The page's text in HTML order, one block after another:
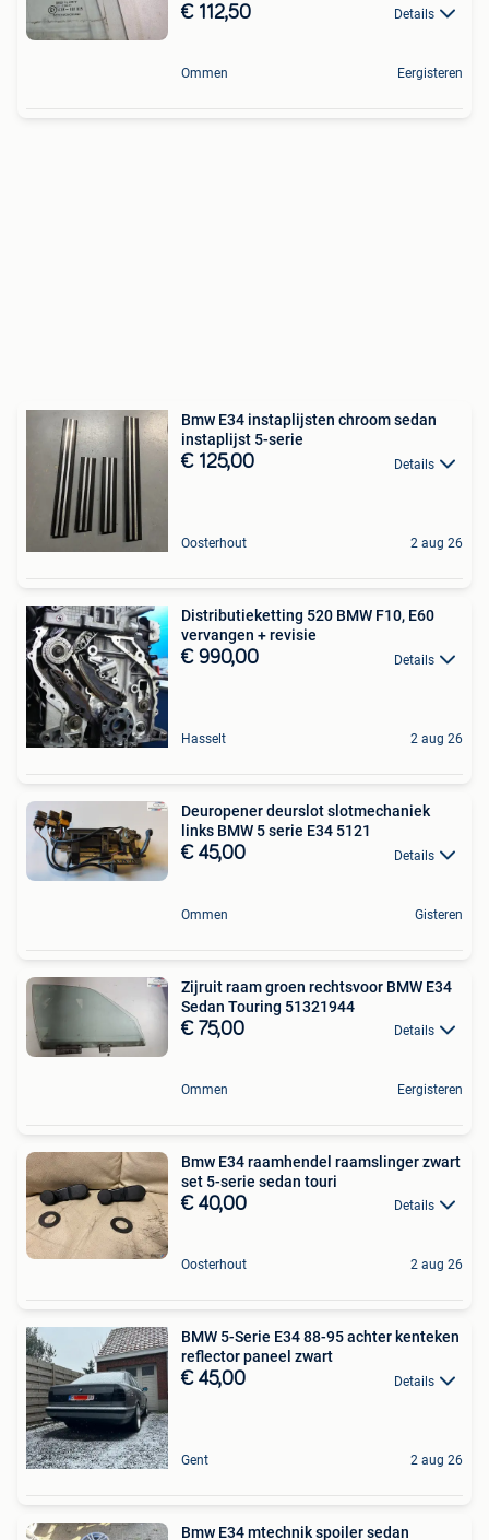
€ 112,50 Details
Ommen Eergisteren
Bmw E34 instaplijsten chroom sedan
instaplijst 5-serie
€ 125,00 Details
Oosterhout 2 aug 26
Distributieketting 520 BMW F10, E60
vervangen + revisie
€ 990,00 Details
Hasselt 2 aug 26
Deuropener deurslot slotmechaniek
links BMW 5 serie E34 5121
€ 45,00 Details
Ommen Gisteren
Zijruit raam groen rechtsvoor BMW E34
Sedan Touring 51321944
€ 75,00 Details
Ommen Eergisteren
Bmw E34 raamhendel raamslinger zwart
set 5-serie sedan touri
€ 40,00 Details
Oosterhout 2 aug 26
BMW 5-Serie E34 88-95 achter kenteken
reflector paneel zwart
€ 45,00 Details
Gent 2 aug 26
Bmw E34 mtechnik spoiler sedan